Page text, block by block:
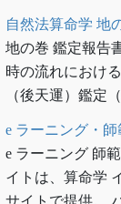
自然法算命学 地
地の巻 鑑定報告
時の流れにおけ
（後天運）鑑定
e ラーニング・
e ラーニング 師
イトは、算命学